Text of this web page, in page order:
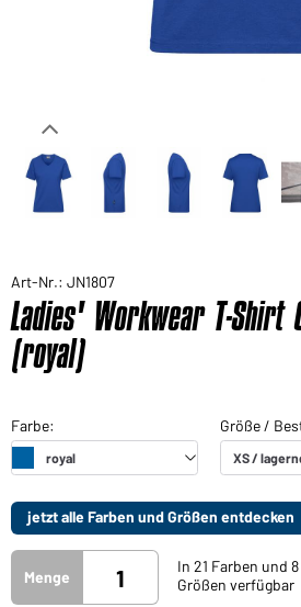
Art-Nr.: JN1807
Ladies' Workwear T-Shirt
(royal)
jetzt alle Farben und Größen entdecken
Menge
In 21 Farben und 8
Größen verfügbar